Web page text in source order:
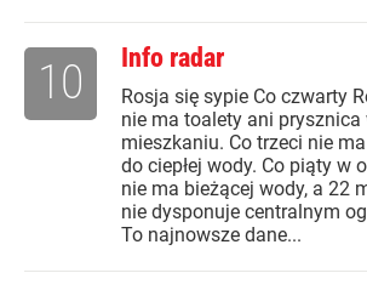
Info radar
Rosja się sypie Co czwarty
nie ma toalety ani prysznica
mieszkaniu. Co trzeci nie
do ciepłej wody. Co piąty w
nie ma bieżącej wody, a 22
nie dysponuje centralnym
To najnowsze dane...
10